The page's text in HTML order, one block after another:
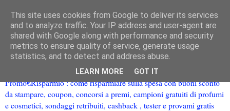
Promo€Risparmio : come risparmiare sulla spesa con buoni sconto
da stampare, coupon, concorsi a premi, campioni gratuiti di profumi
e cosmetici, sondaggi retribuiti, cashback , tester e provami gratis
This site uses cookies from Google to deliver its services
and to analyze traffic. Your IP address and user-agent are
shared with Google along with performance and security
metrics to ensure quality of service, generate usage
statistics, and to detect and address abuse.
LEARN MORE GOT IT